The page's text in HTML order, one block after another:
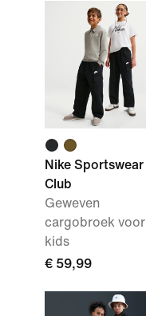
Nike Sportswear
Club
Geweven
cargobroek voor
kids
€ 59,99